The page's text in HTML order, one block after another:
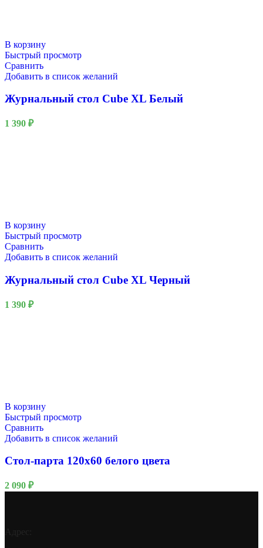
В корзину
Быстрый просмотр
Сравнить
Добавить в список желаний
Журнальный стол Cube XL Белый
1 390 ₽
В корзину
Быстрый просмотр
Сравнить
Добавить в список желаний
Журнальный стол Cube XL Черный
1 390 ₽
В корзину
Быстрый просмотр
Сравнить
Добавить в список желаний
Стол-парта 120х60 белого цвета
2 090 ₽